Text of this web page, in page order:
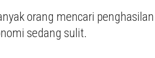
orang mencari
sedang sulit.